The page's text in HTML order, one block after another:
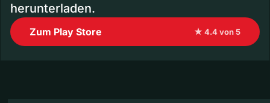
herunterladen.
Zum Play Store ★ 4.4 von 5